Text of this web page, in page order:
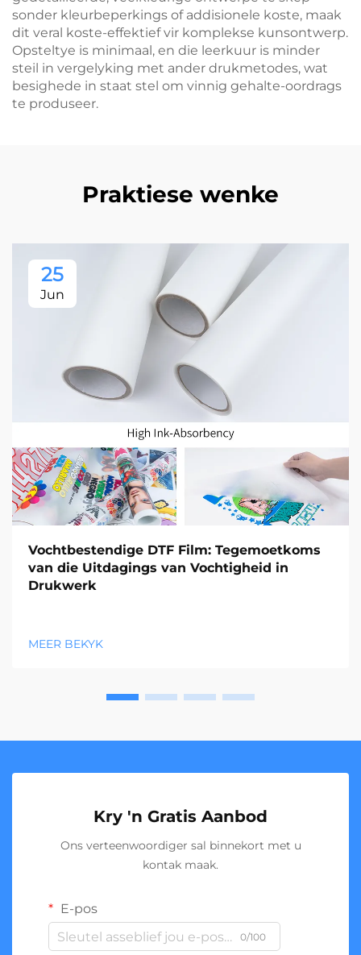
sonder kleurbeperkings of addisionele koste, maak
dit veral koste-effektief vir komplekse kunsontwerp.
Opsteltye is minimaal, en die leerkuur is minder
steil in vergelyking met ander drukmetodes, wat
besighede in staat stel om vinnig gehalte-oordrags
te produseer.
Praktiese wenke
25
Jun
Vochtbestendige DTF Film: Tegemoetkoms
van die Uitdagings van Vochtigheid in
Drukwerk
MEER BEKYK
Kry 'n Gratis Aanbod
Ons verteenwoordiger sal binnekort met u
kontak maak.
E-pos
0/100